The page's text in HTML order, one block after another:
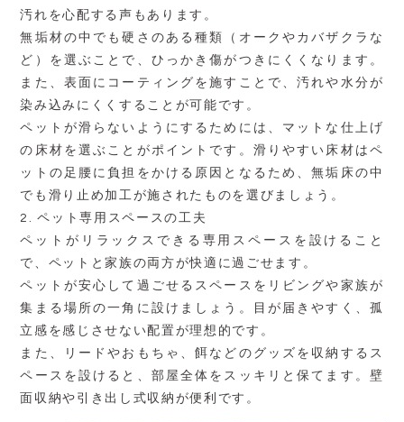
汚れを心配する声もあります。
無垢材の中でも硬さのある種類（オークやカバザクラな
ど）を選ぶことで、ひっかき傷がつきにくくなります。
また、表面にコーティングを施すことで、汚れや水分が
染み込みにくくすることが可能です。
ペットが滑らないようにするためには、マットな仕上げ
の床材を選ぶことがポイントです。滑りやすい床材はペ
ットの足腰に負担をかける原因となるため、無垢床の中
でも滑り止め加工が施されたものを選びましょう。
2.ペット専用スペースの工夫
ペットがリラックスできる専用スペースを設けること
で、ペットと家族の両方が快適に過ごせます。
ペットが安心して過ごせるスペースをリビングや家族が
集まる場所の一角に設けましょう。目が届きやすく、孤
立感を感じさせない配置が理想的です。
また、リードやおもちゃ、餌などのグッズを収納するス
ペースを設けると、部屋全体をスッキリと保てます。壁
面収納や引き出し式収納が便利です。